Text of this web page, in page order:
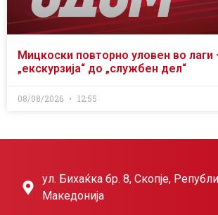
Мицкоски повторно уловен во лаги
„екскурзија“ до „службен дел“
08/08/2026 12:55
ул. Бихаќка бр. 8, Скопје,
Македонија